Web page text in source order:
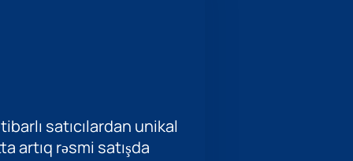
satıcılardan unikal
artıq rəsmi satışda